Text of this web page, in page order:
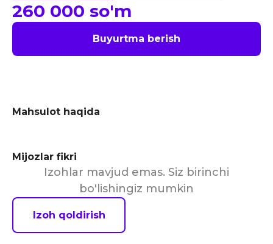
260 000 so'm
Buyurtma berish
Mahsulot haqida
Mijozlar fikri
Izohlar mavjud emas. Siz birinchi
bo'lishingiz mumkin
Izoh qoldirish